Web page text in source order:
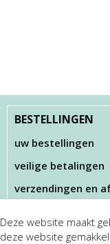
BESTELLINGEN
uw bestellingen
veilige betalingen
verzendingen en
Deze website maakt
deze website